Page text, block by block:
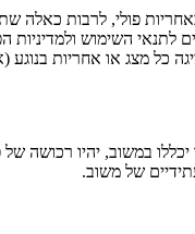
פולי, לרבות כאלה
השימוש
כל מצג או אחריות
במשוב, יהיו רכושה
של משוב.